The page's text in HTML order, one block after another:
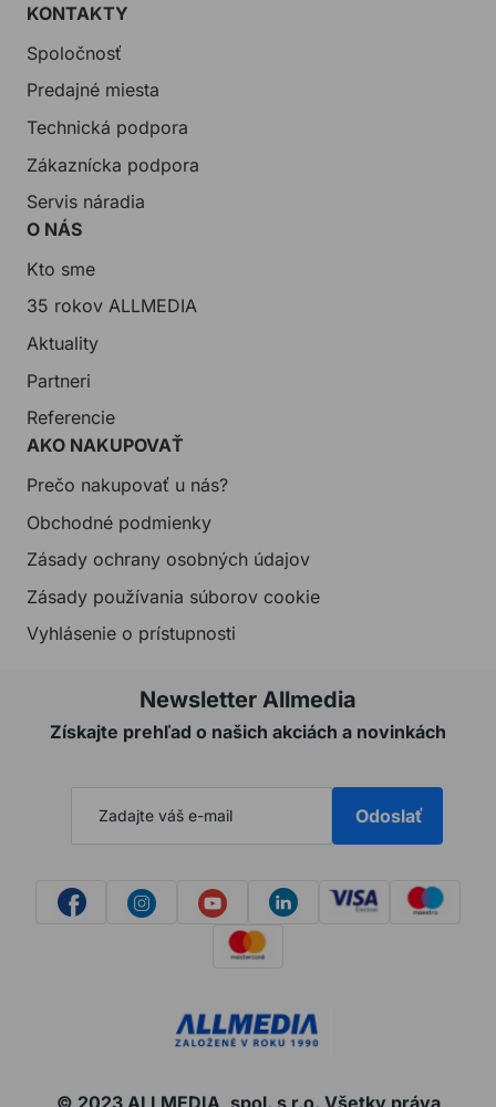
KONTAKTY
Spoločnosť
Predajné miesta
Technická podpora
Zákaznícka podpora
Servis náradia
O NÁS
Kto sme
35 rokov ALLMEDIA
Aktuality
Partneri
Referencie
AKO NAKUPOVAŤ
Prečo nakupovať u nás?
Obchodné podmienky
Zásady ochrany osobných údajov
Zásady používania súborov cookie
Vyhlásenie o prístupnosti
Newsletter Allmedia
Získajte prehľad o našich akciách a novinkách
Odoslať